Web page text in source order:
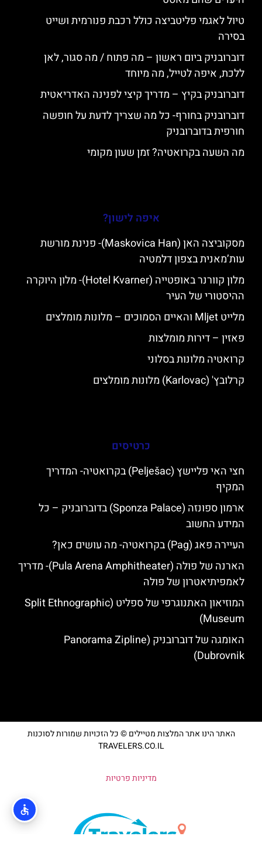
טיול לאגמי פליטביצה כולל רכבת פנורמית ושייט
בסירה
דוברובניק ביום ראשון – מה פתוח / מה סגור, לאן
ללכת, איפה לטייל, מה מיוחד
דוברובניק בקיץ – מדריך קיצי לפנינה האדריאטית
דוברובניק בחורף- כל מה שצריך לדעת על חופשה
חורפית בדוברובניק
מה השעה בקרואטיה? זמן שעון מקומי
איפה לישון?
מסקוביצה האן (Maskovica Han)- פנינת מורשת
עות’מאנית בצפון דלמטיה
מלון קוורנר באופטייה (Hotel Kvarner)- מלון היוקרה
ההיסטורי של העיר
מלייט Mljet והאיים הסמוכים – מלונות מומלצים
פאזין – דירות מומלצות
קרואטיה מלונות בסלוני
קרלובץ' (Karlovac) מלונות מומלצים
כרטיסים
חצי האי פליישץ (Pelješac) בקרואטיה- המדריך
המקיף
ארמון ספונזה (Sponza Palace) בדוברובניק – כל
המידע החשוב
העיירה פאג (Pag) בקרואטיה- מה עושים כאן?
הארנה של פולה (Pula Arena Amphitheater)- מדריך
לאמפיתיאטרון של פולה
המוזיאון האתנוגרפי של ספליט (Split Ethnographic
Museum)
האומגה של דוברובניק (Panorama Zipline
Dubrovnik)
האתר הינו אתר המלצות מטיילים © כל הזכויות שמורות לסוכנות
TRAVELERS.CO.IL
מדיניות פרטיות